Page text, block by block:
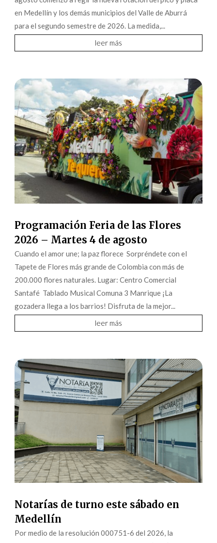
en Medellín y los demás municipios del Valle de Aburrá
para el segundo semestre de 2026. La medida,...
leer más
Programación Feria de las Flores
2026 – Martes 4 de agosto
Cuando el amor une; la paz florece Sorpréndete con el
Tapete de Flores más grande de Colombia con más de
200.000 flores naturales. Lugar: Centro Comercial
Santafé Tablado Musical Comuna 3 Manrique ¡La
gozadera llega a los barrios! Disfruta de la mejor...
leer más
Notarías de turno este sábado en
Medellín
Por medio de la resolución 000751-6 del 2026, la